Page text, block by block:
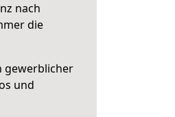
nach
die
gewerblicher
und